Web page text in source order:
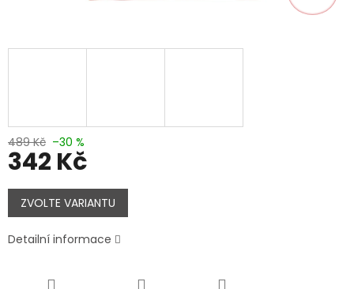
489 Kč –30 %
342 Kč
Měrná
cena:
ZVOLTE VARIANTU
Detailní informace